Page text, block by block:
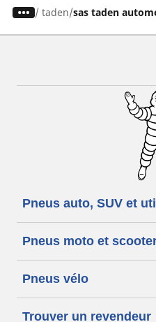
/ taden sas taden
Pneus auto, SUV et
Pneus moto et
Pneus vélo
Trouver un revendeur